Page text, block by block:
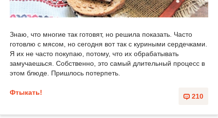
Знаю, что многие так готовят, но решила показать. Часто
готовлю с мясом, но сегодня вот так с куриными сердечками.
Я их не часто покупаю, потому, что их обрабатывать
замучаешься. Собственно, это самый длительный процесс в
этом блюде. Пришлось потерпеть.
210
Фтыкать!